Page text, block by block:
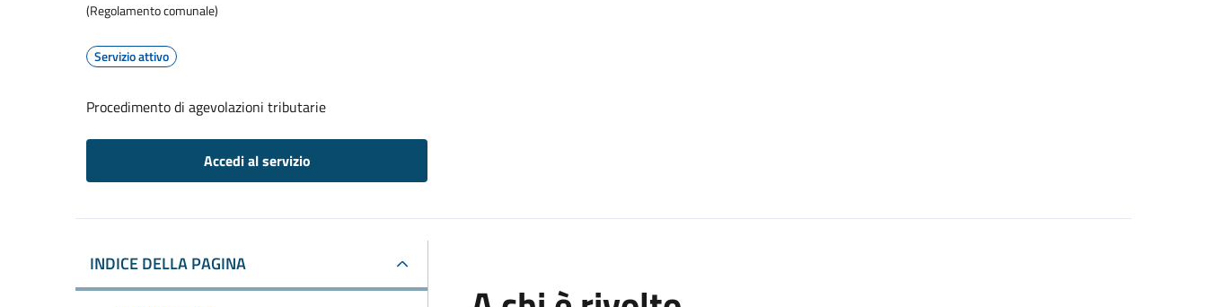
(Regolamento comunale)
Servizio attivo
Procedimento di agevolazioni tributarie
Accedi al servizio
INDICE DELLA PAGINA